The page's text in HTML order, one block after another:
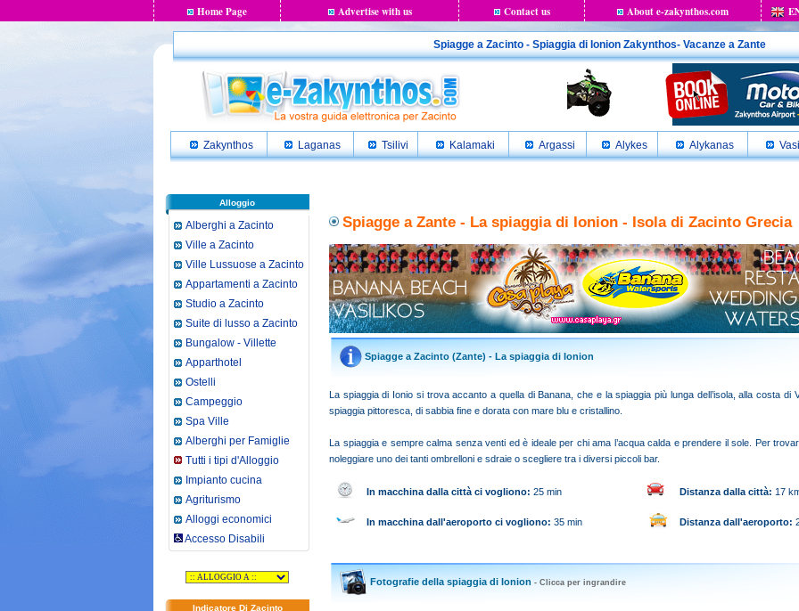
Home Page Advertise with us Contact us About e-zakynthos.com
Spiagge a Zacinto - Spiaggia di Ionion Zakynthos- Vacanze a Zante
Zakynthos Laganas Tsilivi Kalamaki Argassi Alykes Alykanas
Alloggio
Alberghi a Zacinto
Ville a Zacinto
Ville Lussuose a Zacinto
Appartamenti a Zacinto
Studio a Zacinto
Suite di lusso a Zacinto
Bungalow - Villette
Apparthotel
Ostelli
Campeggio
Spa Ville
Alberghi per Famiglie
Tutti i tipi d'Alloggio
Impianto cucina
Agriturismo
Alloggi economici
Accesso Disabili
Indicatore Di Zacinto
Spiagge a Zante - La spiaggia di Ionion - Isola di Zacinto Grecia
Spiagge a Zacinto (Zante) - La spiaggia di Ionion
La spiaggia di Ionio si trova accanto a quella di Banana, che e la spiaggia più lunga dell’isola, alla costa di
spiaggia pittoresca, di sabbia fine e dorata con mare blu e cristallino.
La spiaggia e sempre calma senza venti ed è ideale per chi ama l’acqua calda e prendere il sole. Per
noleggiare uno dei tanti ombrelloni e sdraie o scegliere tra i diversi piccoli bar.
In macchina dalla città ci vogliono: 25 min Distanza dalla città: 17
In macchina dall'aeroporto ci vogliono: 35 min Distanza dall'aeroporto:
Fotografie della spiaggia di Ionion - Clicca per ingrandire